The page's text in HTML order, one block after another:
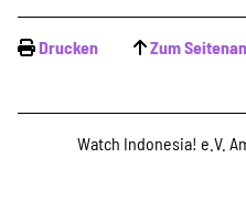
Drucken Zum
Watch Indonesia! e.V.